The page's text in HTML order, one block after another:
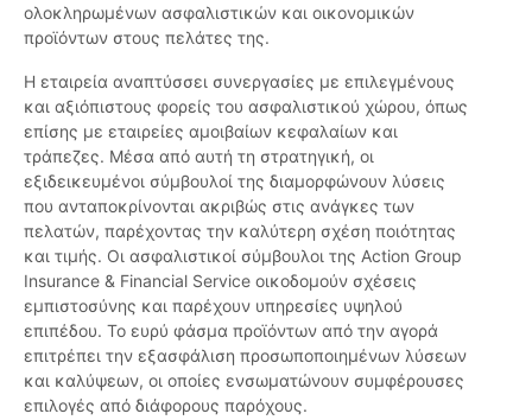
ολοκληρωμένων ασφαλιστικών και οικονομικών
προϊόντων στους πελάτες της.
Η εταιρεία αναπτύσσει συνεργασίες με επιλεγμένους
και αξιόπιστους φορείς του ασφαλιστικού χώρου, όπως
επίσης με εταιρείες αμοιβαίων κεφαλαίων και
τράπεζες. Μέσα από αυτή τη στρατηγική, οι
εξιδεικευμένοι σύμβουλοί της διαμορφώνουν λύσεις
που ανταποκρίνονται ακριβώς στις ανάγκες των
πελατών, παρέχοντας την καλύτερη σχέση ποιότητας
και τιμής. Οι ασφαλιστικοί σύμβουλοι της Action Group
Insurance & Financial Service οικοδομούν σχέσεις
εμπιστοσύνης και παρέχουν υπηρεσίες υψηλού
επιπέδου. Το ευρύ φάσμα προϊόντων από την αγορά
επιτρέπει την εξασφάλιση προσωποποιημένων λύσεων
και καλύψεων, οι οποίες ενσωματώνουν συμφέρουσες
επιλογές από διάφορους παρόχους.